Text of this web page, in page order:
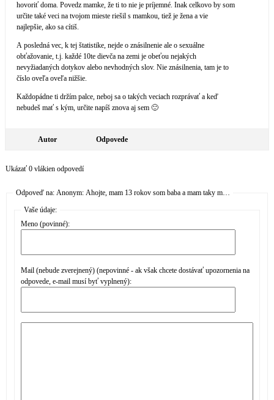
hovoriť doma. Povedz mamke, že ti to nie je príjemné. Inak celkovo by som
určite také veci na tvojom mieste riešil s mamkou, tiež je žena a vie
najlepšie, ako sa cítiš.
A posledná vec, k tej štatistike, nejde o znásilnenie ale o sexuálne
obťažovanie, t.j. každé 10te dievča na zemi je obeťou nejakých
nevyžiadaných dotykov alebo nevhodných slov. Nie znásilnenia, tam je to
číslo oveľa oveľa nižšie.
Každopádne ti držím palce, neboj sa o takých veciach rozprávať a keď
nebudeš mať s kým, určite napíš znova aj sem 🙂
Autor Odpovede
Ukázať 0 vlákien odpovedí
Odpoveď na: Anonym: Ahojte, mam 13 rokov som baba a mam taky m…
Vaše údaje:
Meno (povinné):
Mail (nebude zverejnený) (nepovinné - ak však chcete dostávať upozornenia na
odpovede, e-mail musí byť vyplnený):